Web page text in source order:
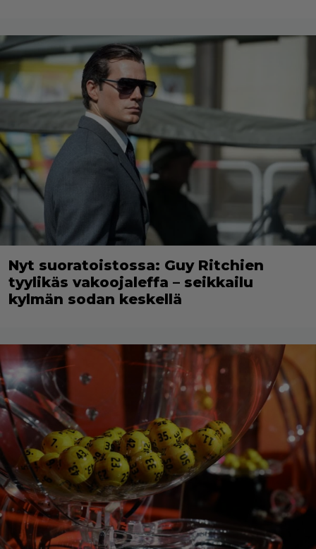
Nyt suoratoistossa: Guy Ritchien
tyylikäs vakoojaleffa – seikkailu
kylmän sodan keskellä